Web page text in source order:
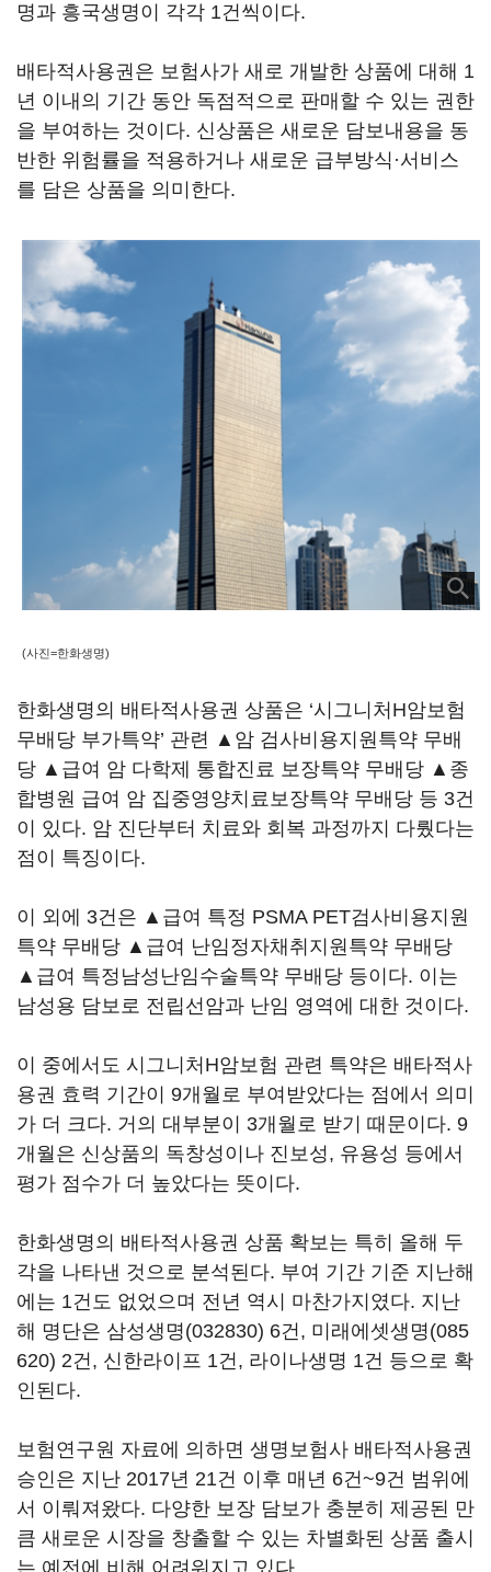
명과 흥국생명이 각각 1건씩이다.
배타적사용권은 보험사가 새로 개발한 상품에 대해 1
년 이내의 기간 동안 독점적으로 판매할 수 있는 권한
을 부여하는 것이다. 신상품은 새로운 담보내용을 동
반한 위험률을 적용하거나 새로운 급부방식·서비스
를 담은 상품을 의미한다.
(사진=한화생명)
한화생명의 배타적사용권 상품은 ‘시그니처H암보험
무배당 부가특약’ 관련 ▲암 검사비용지원특약 무배
당 ▲급여 암 다학제 통합진료 보장특약 무배당 ▲종
합병원 급여 암 집중영양치료보장특약 무배당 등 3건
이 있다. 암 진단부터 치료와 회복 과정까지 다뤘다는
점이 특징이다.
이 외에 3건은 ▲급여 특정 PSMA PET검사비용지원
특약 무배당 ▲급여 난임정자채취지원특약 무배당
▲급여 특정남성난임수술특약 무배당 등이다. 이는
남성용 담보로 전립선암과 난임 영역에 대한 것이다.
이 중에서도 시그니처H암보험 관련 특약은 배타적사
용권 효력 기간이 9개월로 부여받았다는 점에서 의미
가 더 크다. 거의 대부분이 3개월로 받기 때문이다. 9
개월은 신상품의 독창성이나 진보성, 유용성 등에서
평가 점수가 더 높았다는 뜻이다.
한화생명의 배타적사용권 상품 확보는 특히 올해 두
각을 나타낸 것으로 분석된다. 부여 기간 기준 지난해
에는 1건도 없었으며 전년 역시 마찬가지였다. 지난
해 명단은 삼성생명(032830) 6건, 미래에셋생명(085
620) 2건, 신한라이프 1건, 라이나생명 1건 등으로 확
인된다.
보험연구원 자료에 의하면 생명보험사 배타적사용권
승인은 지난 2017년 21건 이후 매년 6건~9건 범위에
서 이뤄져왔다. 다양한 보장 담보가 충분히 제공된 만
큼 새로운 시장을 창출할 수 있는 차별화된 상품 출시
는 예전에 비해 어려워지고 있다.